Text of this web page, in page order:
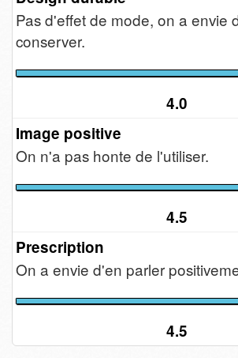
Pas d'effet de mode, on a envie
conserver.
4.0
Image positive
On n'a pas honte de l'utiliser.
4.5
Prescription
On a envie d'en parler
4.5